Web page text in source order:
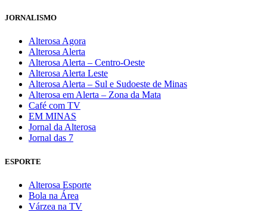
JORNALISMO
Alterosa Agora
Alterosa Alerta
Alterosa Alerta – Centro-Oeste
Alterosa Alerta Leste
Alterosa Alerta – Sul e Sudoeste de Minas
Alterosa em Alerta – Zona da Mata
Café com TV
EM MINAS
Jornal da Alterosa
Jornal das 7
ESPORTE
Alterosa Esporte
Bola na Área
Várzea na TV